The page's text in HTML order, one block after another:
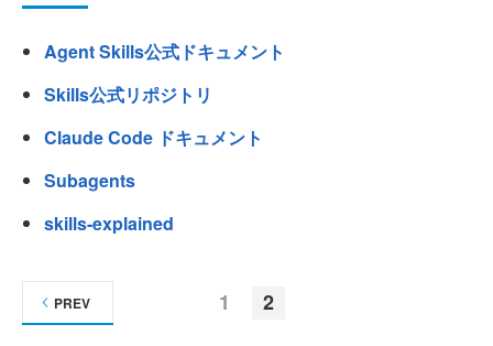
Agent Skills公式ドキュメント
Skills公式リポジトリ
Claude Code ドキュメント
Subagents
skills-explained
1 2
PREV